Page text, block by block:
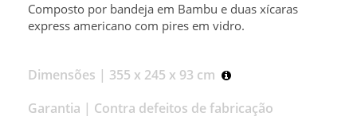
Composto por bandeja em Bambu e duas xícaras
express americano com pires em vidro.
Dimensões | 355 x 245 x 93 cm
Garantia | Contra defeitos de fabricação